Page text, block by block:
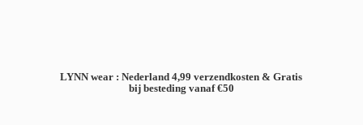
LYNN wear : Nederland 4,99 verzendkosten & Gratis
bij besteding vanaf €50